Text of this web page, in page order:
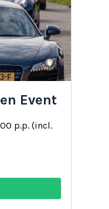
Event
p.p. (incl.